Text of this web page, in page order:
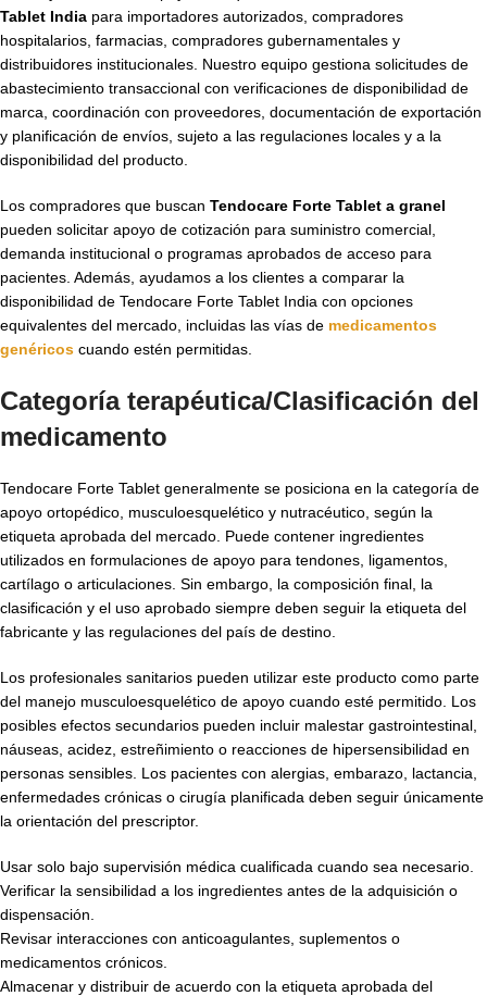
Tablet India para importadores autorizados, compradores
hospitalarios, farmacias, compradores gubernamentales y
distribuidores institucionales. Nuestro equipo gestiona solicitudes de
abastecimiento transaccional con verificaciones de disponibilidad de
marca, coordinación con proveedores, documentación de exportación
y planificación de envíos, sujeto a las regulaciones locales y a la
disponibilidad del producto.
Los compradores que buscan Tendocare Forte Tablet a granel
pueden solicitar apoyo de cotización para suministro comercial,
demanda institucional o programas aprobados de acceso para
pacientes. Además, ayudamos a los clientes a comparar la
disponibilidad de Tendocare Forte Tablet India con opciones
equivalentes del mercado, incluidas las vías de medicamentos
genéricos cuando estén permitidas.
Categoría terapéutica/Clasificación del
medicamento
Tendocare Forte Tablet generalmente se posiciona en la categoría de
apoyo ortopédico, musculoesquelético y nutracéutico, según la
etiqueta aprobada del mercado. Puede contener ingredientes
utilizados en formulaciones de apoyo para tendones, ligamentos,
cartílago o articulaciones. Sin embargo, la composición final, la
clasificación y el uso aprobado siempre deben seguir la etiqueta del
fabricante y las regulaciones del país de destino.
Los profesionales sanitarios pueden utilizar este producto como parte
del manejo musculoesquelético de apoyo cuando esté permitido. Los
posibles efectos secundarios pueden incluir malestar gastrointestinal,
náuseas, acidez, estreñimiento o reacciones de hipersensibilidad en
personas sensibles. Los pacientes con alergias, embarazo, lactancia,
enfermedades crónicas o cirugía planificada deben seguir únicamente
la orientación del prescriptor.
Usar solo bajo supervisión médica cualificada cuando sea necesario.
Verificar la sensibilidad a los ingredientes antes de la adquisición o
dispensación.
Revisar interacciones con anticoagulantes, suplementos o
medicamentos crónicos.
Almacenar y distribuir de acuerdo con la etiqueta aprobada del